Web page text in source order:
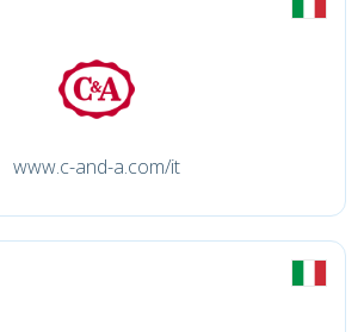
www.c-and-a.com/it